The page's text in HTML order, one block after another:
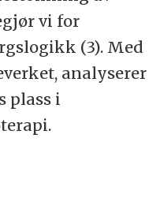
vi for
(3). Med
analyserer
plass i